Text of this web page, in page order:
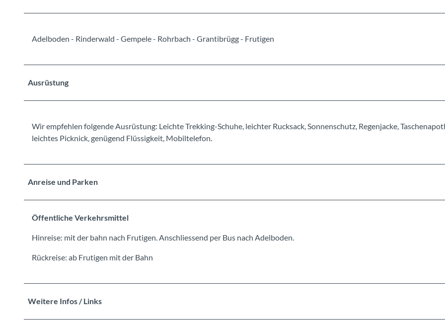
Adelboden - Rinderwald - Gempele - Rohrbach - Grantibrügg - Frutigen
Ausrüstung
Wir empfehlen folgende Ausrüstung: Leichte Trekking-Schuhe, leichter Rucksack, Sonnenschutz, Regenjacke,
leichtes Picknick, genügend Flüssigkeit, Mobiltelefon.
Anreise und Parken
Öffentliche Verkehrsmittel
Hinreise: mit der bahn nach Frutigen. Anschliessend per Bus nach Adelboden.
Rückreise: ab Frutigen mit der Bahn
Weitere Infos / Links